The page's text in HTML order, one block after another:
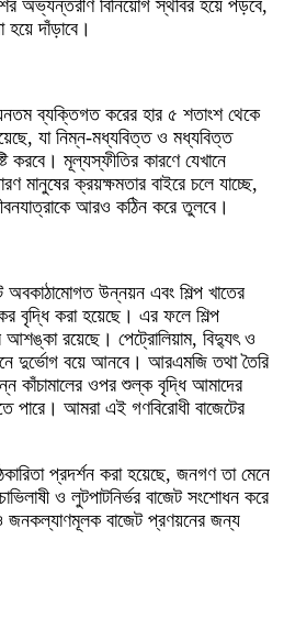
অভ্যন্তরীণ বিনিয়োগ স্থবির হয়ে পড়বে,
হয়ে দাঁড়াবে।
ব্যক্তিগত করের হার ৫ শতাংশ থেকে
যা নিম্ন-মধ্যবিত্ত ও মধ্যবিত্ত
করবে। মূল্যস্ফীতির কারণে যেখানে
মানুষের ক্রয়ক্ষমতার বাইরে চলে যাচ্ছে,
আরও কঠিন করে তুলবে।
অবকাঠামোগত উন্নয়ন এবং শিল্প খাতের
বৃদ্ধি করা হয়েছে। এর ফলে শিল্প
আশঙ্কা রয়েছে। পেট্রোলিয়াম, বিদ্যুৎ ও
দুর্ভোগ বয়ে আনবে। আরএমজি তথা তৈরি
কাঁচামালের ওপর শুল্ক বৃদ্ধি আমাদের
পারে। আমরা এই গণবিরোধী বাজেটের
প্রদর্শন করা হয়েছে, জনগণ তা মেনে
ও লুটপাটনির্ভর বাজেট সংশোধন করে
ও জনকল্যাণমূলক বাজেট প্রণয়নের জন্য